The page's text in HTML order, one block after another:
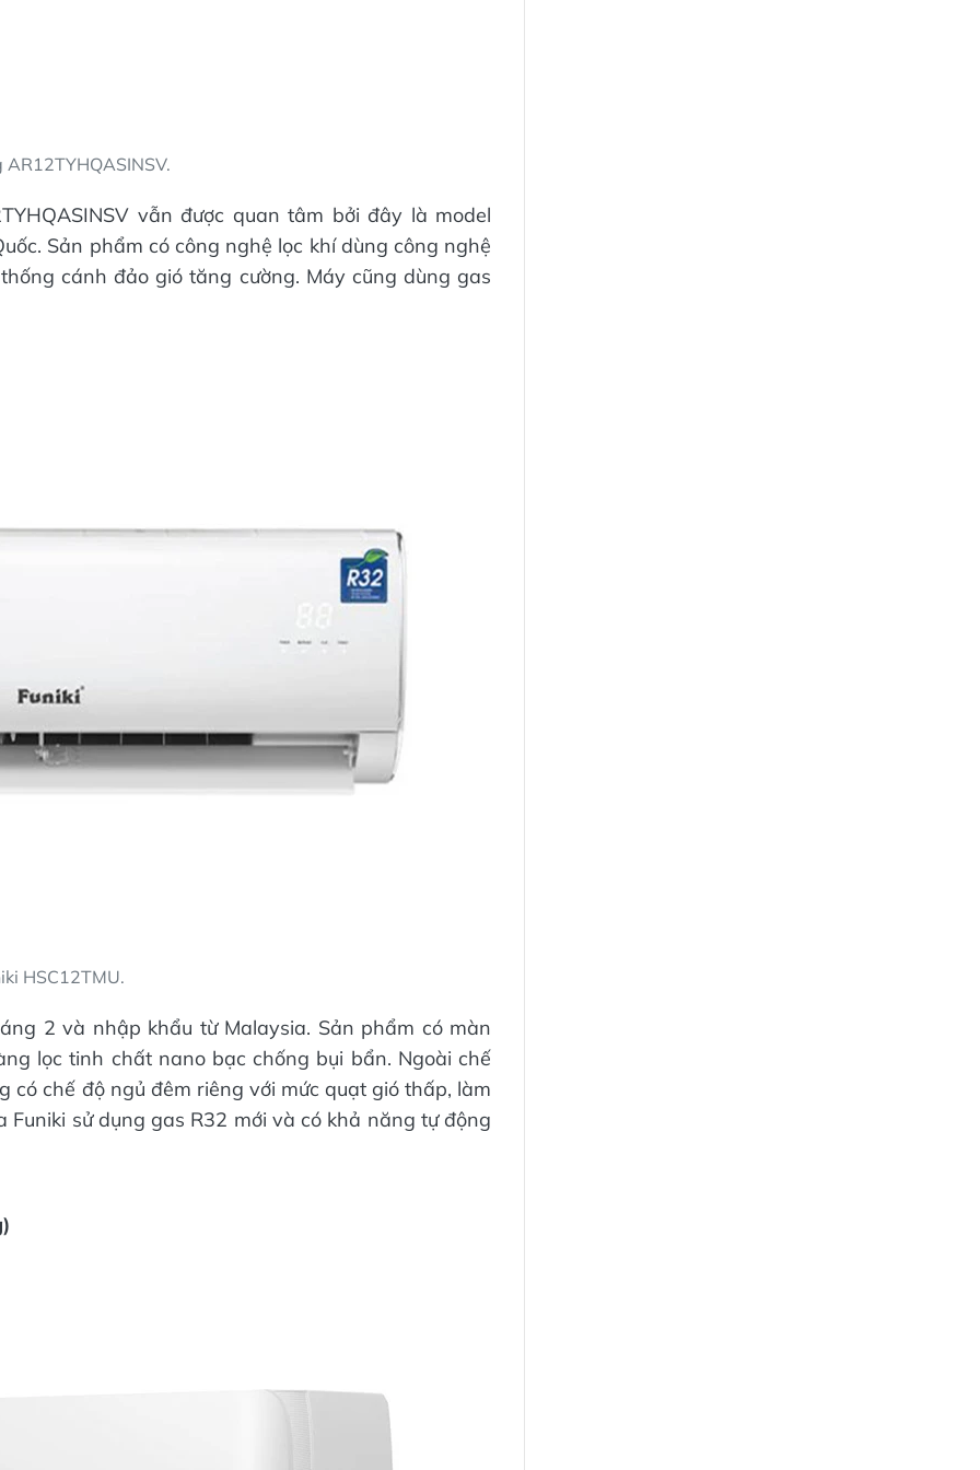
AR12TYHQASINSV.
vẫn được quan tâm bởi đây là model
Sản phẩm có công nghệ lọc khí dùng công nghệ
cánh đảo gió tăng cường. Máy cũng dùng gas
HSC12TMU.
2 và nhập khẩu từ Malaysia. Sản phẩm có màn
lọc tinh chất nano bạc chống bụi bẩn. Ngoài chế
có chế độ ngủ đêm riêng với mức quạt gió thấp, làm
sử dụng gas R32 mới và có khả năng tự động